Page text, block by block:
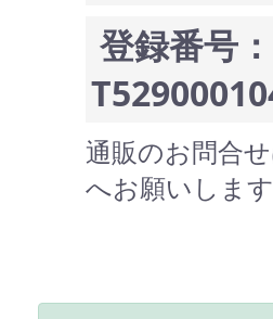
登録番号：
通販のお問合
へお願いします